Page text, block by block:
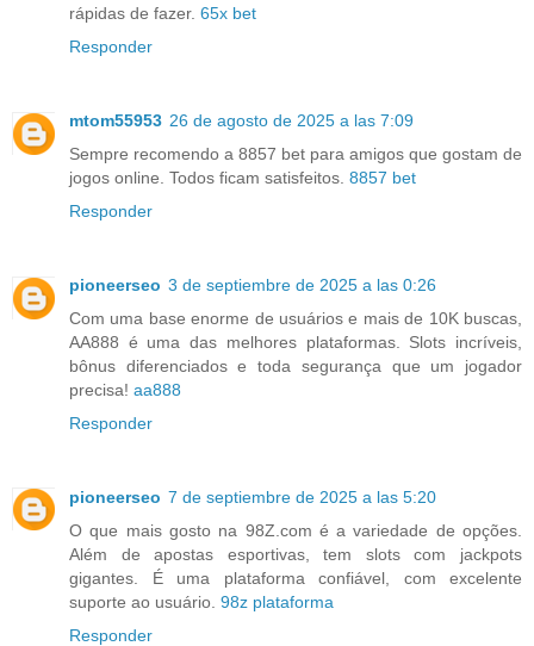
rápidas de fazer. 65x bet
Responder
mtom55953 26 de agosto de 2025 a las 7:09
Sempre recomendo a 8857 bet para amigos que gostam de
jogos online. Todos ficam satisfeitos. 8857 bet
Responder
pioneerseo 3 de septiembre de 2025 a las 0:26
Com uma base enorme de usuários e mais de 10K buscas,
AA888 é uma das melhores plataformas. Slots incríveis,
bônus diferenciados e toda segurança que um jogador
precisa! aa888
Responder
pioneerseo 7 de septiembre de 2025 a las 5:20
O que mais gosto na 98Z.com é a variedade de opções.
Além de apostas esportivas, tem slots com jackpots
gigantes. É uma plataforma confiável, com excelente
suporte ao usuário. 98z plataforma
Responder